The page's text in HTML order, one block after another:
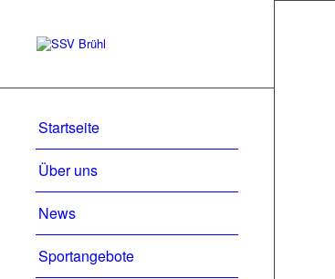
Startseite
Über uns
News
Sportangebote